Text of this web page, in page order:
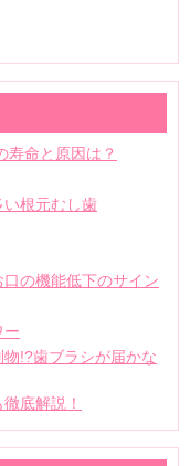
寿命と原因は？
根元むし歯
の機能低下のサイン
ー
物!?歯ブラシが届かな
底解説！